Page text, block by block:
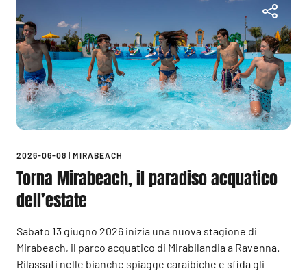
2026-06-08 MIRABEACH
Torna Mirabeach, il paradiso acquatico
dell’estate
Sabato 13 giugno 2026 inizia una nuova stagione di
Mirabeach, il parco acquatico di Mirabilandia a Ravenna.
Rilassati nelle bianche spiagge caraibiche e sfida gli